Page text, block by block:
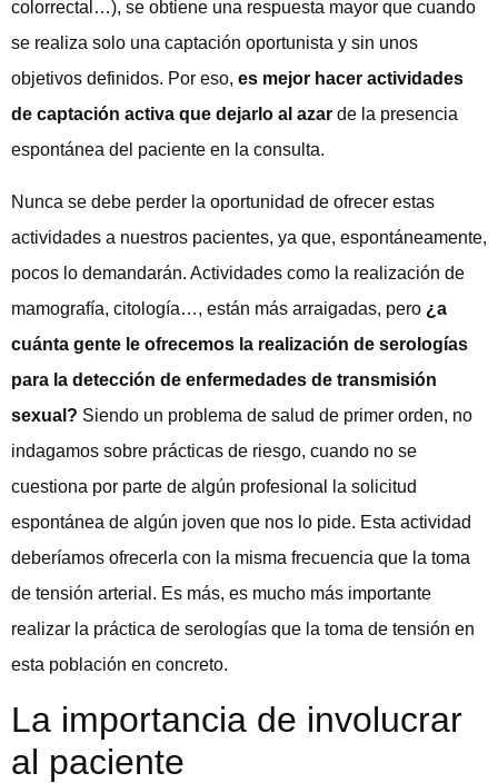
colorrectal…), se obtiene una respuesta mayor que cuando
se realiza solo una captación oportunista y sin unos
objetivos definidos. Por eso, es mejor hacer actividades
de captación activa que dejarlo al azar de la presencia
espontánea del paciente en la consulta.
Nunca se debe perder la oportunidad de ofrecer estas
actividades a nuestros pacientes, ya que, espontáneamente,
pocos lo demandarán. Actividades como la realización de
mamografía, citología…, están más arraigadas, pero ¿a
cuánta gente le ofrecemos la realización de serologías
para la detección de enfermedades de transmisión
sexual? Siendo un problema de salud de primer orden, no
indagamos sobre prácticas de riesgo, cuando no se
cuestiona por parte de algún profesional la solicitud
espontánea de algún joven que nos lo pide. Esta actividad
deberíamos ofrecerla con la misma frecuencia que la toma
de tensión arterial. Es más, es mucho más importante
realizar la práctica de serologías que la toma de tensión en
esta población en concreto.
La importancia de involucrar
al paciente